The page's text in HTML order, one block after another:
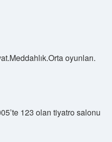
oyunları.
123 olan tiyatro salonu